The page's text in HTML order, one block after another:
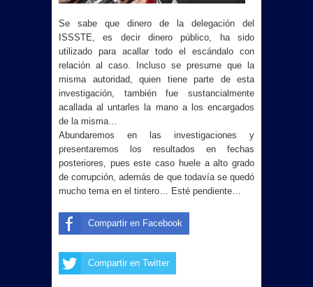
Se sabe que dinero de la delegación del
ISSSTE, es decir dinero público, ha sido
utilizado para acallar todo el escándalo con
relación al caso. Incluso se presume que la
misma autoridad, quien tiene parte de esta
investigación, también fue sustancialmente
acallada al untarles la mano a los encargados
de la misma…
Abundaremos en las investigaciones y
presentaremos los resultados en fechas
posteriores, pues este caso huele a alto grado
de corrupción, además de que todavía se quedó
mucho tema en el tintero… Esté pendiente…
Compartir en Facebook
Compartir en Twitter